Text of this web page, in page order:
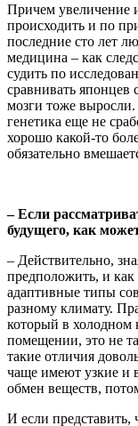
Причем увеличение
происходить и по
последние сто лет
медицина – как
судить по
сравнивать
мозги тоже выросли.
генетика еще не
хорошо какой-то
обязательно
– Если
будущего, как
– Действительно,
предположить, и
адаптивные типы
разному климату.
который в холодном
помещении, это не
такие отличия
чаще имеют узкие и
обмен веществ,
И если представить,